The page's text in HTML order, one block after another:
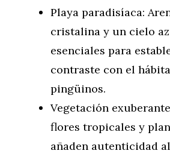
Playa paradisíaca:
cristalina y un cielo
esenciales para
contraste con el
pingüinos.
Vegetación
flores tropicales y
añaden autenticidad